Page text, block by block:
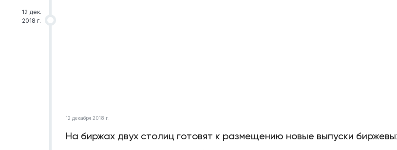
12 дек.
2018 г.
12 декабря 2018 г.
На биржах двух столиц готовят к размещению новые выпуски